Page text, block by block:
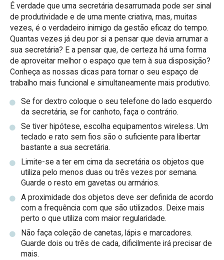
É verdade que uma secretária desarrumada pode ser sinal
de produtividade e de uma mente criativa, mas, muitas
vezes, é o verdadeiro inimigo da gestão eficaz do tempo.
Quantas vezes já deu por si a pensar que devia arrumar a
sua secretária? E a pensar que, de certeza há uma forma
de aproveitar melhor o espaço que tem à sua disposição?
Conheça as nossas dicas para tornar o seu espaço de
trabalho mais funcional e simultaneamente mais produtivo.
Se for dextro coloque o seu telefone do lado esquerdo
da secretária, se for canhoto, faça o contrário.
Se tiver hipótese, escolha equipamentos wireless. Um
teclado e rato sem fios são o suficiente para libertar
bastante a sua secretária.
Limite-se a ter em cima da secretária os objetos que
utiliza pelo menos duas ou três vezes por semana.
Guarde o resto em gavetas ou armários.
A proximidade dos objetos deve ser definida de acordo
com a frequência com que são utilizados. Deixe mais
perto o que utiliza com maior regularidade.
Não faça coleção de canetas, lápis e marcadores.
Guarde dois ou três de cada, dificilmente irá precisar de
mais.